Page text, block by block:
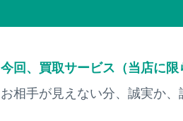
今回、買取サービス（当店に
お相手が見えない分、誠実か